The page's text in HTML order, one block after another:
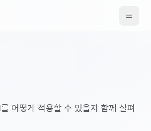
어떻게 적용할 수 있을지 함께 살펴